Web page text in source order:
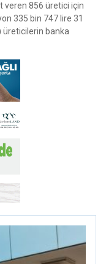
veren 856 üretici için
335 bin 747 lire 31
üreticilerin banka